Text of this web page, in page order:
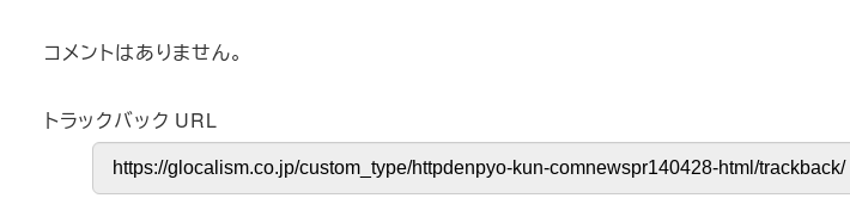
コメントはありません。
トラックバック URL